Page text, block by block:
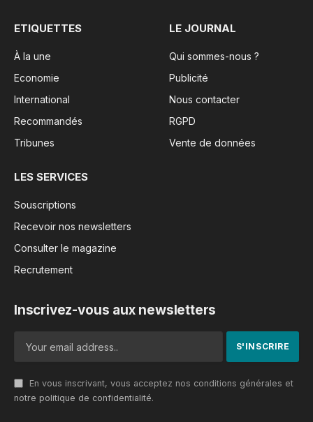
transmission de sa direction. Thierry Hot a passé
le flambeau à Paule Renée Etogo Ebongué, devant
les participants et partenaires, marquant un
tournant symbolique dans l’histoire du Forum.